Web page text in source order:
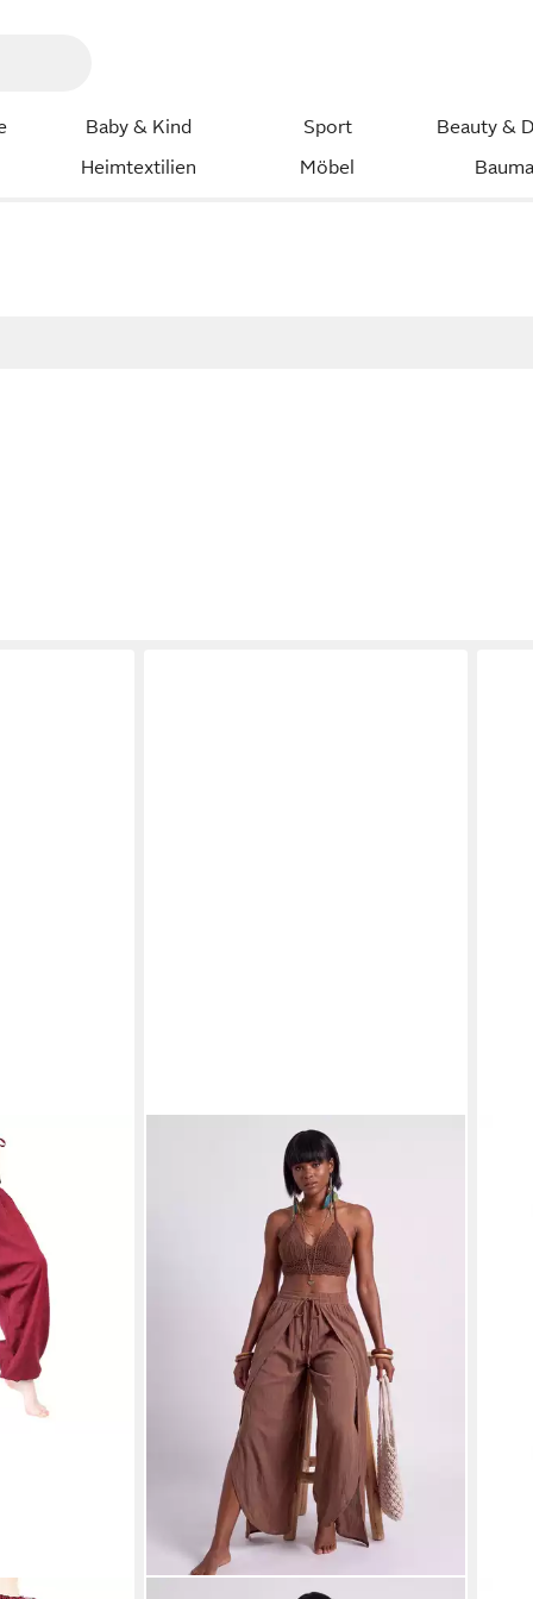
Baby & Kind Sport
Beauty &
Heimtextilien Möbel